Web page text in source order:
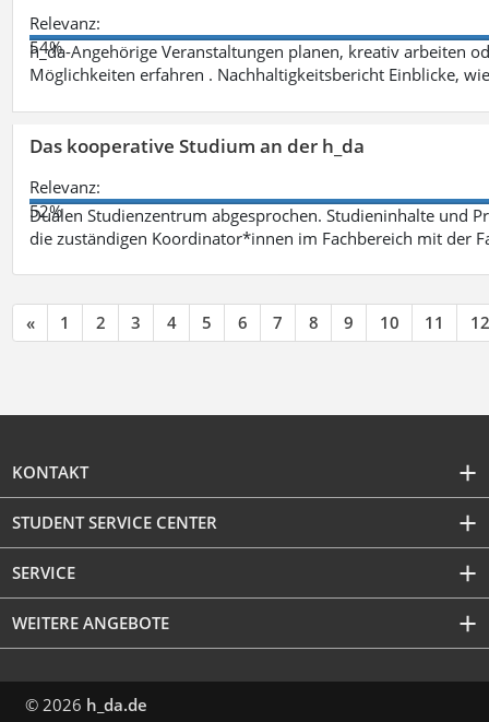
Relevanz:
54%
h_da-Angehörige Veranstaltungen planen, kreativ arbeiten
Möglichkeiten erfahren . Nachhaltigkeitsbericht Einblicke,
Das kooperative Studium an der h_da
Relevanz:
52%
Dualen Studienzentrum abgesprochen. Studieninhalte und
die zuständigen Koordinator*innen im Fachbereich mit der
« 1 2 3 4 5 6 7 8 9 10 11 12
KONTAKT
STUDENT SERVICE CENTER
SERVICE
WEITERE ANGEBOTE
© 2026 h_da.de